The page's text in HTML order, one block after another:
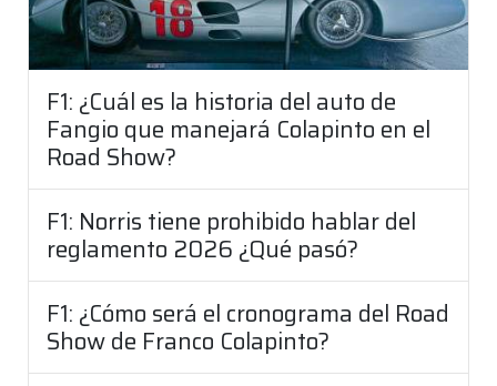
F1: ¿Cuál es la historia del auto de
Fangio que manejará Colapinto en el
Road Show?
F1: Norris tiene prohibido hablar del
reglamento 2026 ¿Qué pasó?
F1: ¿Cómo será el cronograma del Road
Show de Franco Colapinto?